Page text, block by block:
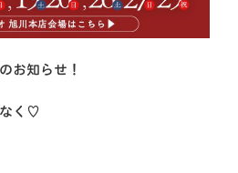
お知らせ！
なく♡